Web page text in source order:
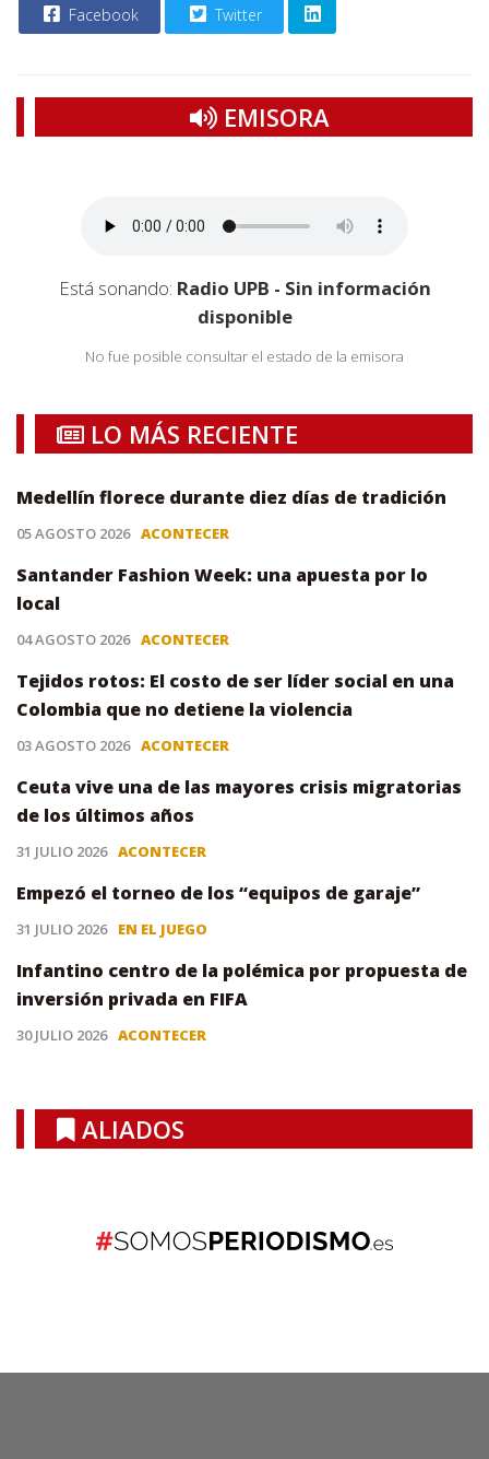
Facebook Twitter
EMISORA
Está sonando: Radio UPB - Sin información
disponible
No fue posible consultar el estado de la emisora
LO MÁS RECIENTE
Medellín florece durante diez días de tradición
05 AGOSTO 2026 ACONTECER
Santander Fashion Week: una apuesta por lo
local
04 AGOSTO 2026 ACONTECER
Tejidos rotos: El costo de ser líder social en una
Colombia que no detiene la violencia
03 AGOSTO 2026 ACONTECER
Ceuta vive una de las mayores crisis migratorias
de los últimos años
31 JULIO 2026 ACONTECER
Empezó el torneo de los “equipos de garaje”
31 JULIO 2026 EN EL JUEGO
Infantino centro de la polémica por propuesta de
inversión privada en FIFA
30 JULIO 2026 ACONTECER
ALIADOS